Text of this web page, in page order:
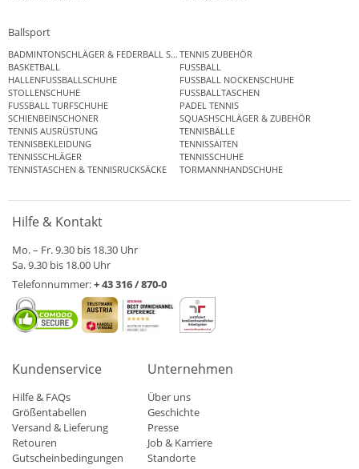
Ballsport
BADMINTONSCHLÄGER & FEDERBALL SETSTENNIS ZUBEHÖR
BASKETBALL
FUSSBALL
HALLENFUSSBALLSCHUHE
FUSSBALL NOCKENSCHUHE
STOLLENSCHUHE
FUSSBALLTASCHEN
FUSSBALL TURFSCHUHE
PADEL TENNIS
SCHIENBEINSCHONER
SQUASHSCHLÄGER & ZUBEHÖR
TENNIS AUSRÜSTUNG
TENNISBÄLLE
TENNISBEKLEIDUNG
TENNISSAITEN
TENNISSCHLÄGER
TENNISSCHUHE
TENNISTASCHEN & TENNISRUCKSÄCKE
TORMANNHANDSCHUHE
Hilfe & Kontakt
Mo. – Fr. 9.30 bis 18.30 Uhr
Sa. 9.30 bis 18.00 Uhr
Telefonnummer:+ 43 316 / 870-0
Kundenservice
Hilfe & FAQs
Größentabellen
Versand & Lieferung
Retouren
Gutscheinbedingungen
Unternehmen
Über uns
Geschichte
Presse
Job & Karriere
Standorte